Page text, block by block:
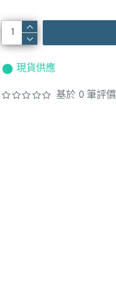
現貨供應
基於 0 筆評價